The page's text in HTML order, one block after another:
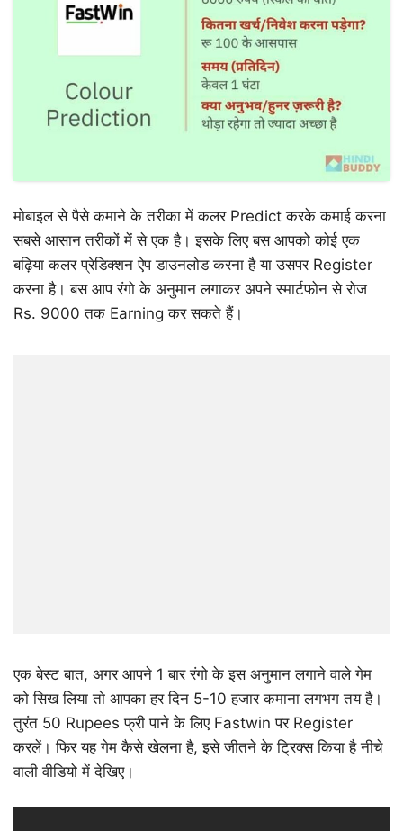
मोबाइल से पैसे कमाने के तरीका में कलर Predict करके कमाई करना
सबसे आसान तरीकों में से एक है। इसके लिए बस आपको कोई एक
बढ़िया कलर प्रेडिक्शन ऐप डाउनलोड करना है या उसपर Register
करना है। बस आप रंगो के अनुमान लगाकर अपने स्मार्टफोन से रोज
Rs. 9000 तक Earning कर सकते हैं।
एक बेस्ट बात, अगर आपने 1 बार रंगो के इस अनुमान लगाने वाले गेम
को सिख लिया तो आपका हर दिन 5-10 हजार कमाना लगभग तय है।
तुरंत 50 Rupees फ्री पाने के लिए Fastwin पर Register
करलें। फिर यह गेम कैसे खेलना है, इसे जीतने के ट्रिक्स किया है नीचे
वाली वीडियो में देखिए।